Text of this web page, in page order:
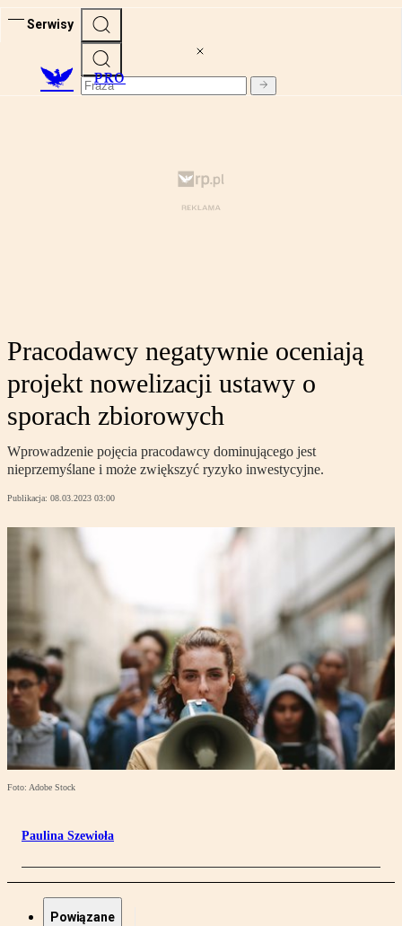
Serwisy
PRO
Pracodawcy negatywnie oceniają
projekt nowelizacji ustawy o
sporach zbiorowych
Wprowadzenie pojęcia pracodawcy dominującego jest
nieprzemyślane i może zwiększyć ryzyko inwestycyjne.
Publikacja: 08.03.2023 03:00
Foto: Adobe Stock
Paulina Szewioła
Powiązane